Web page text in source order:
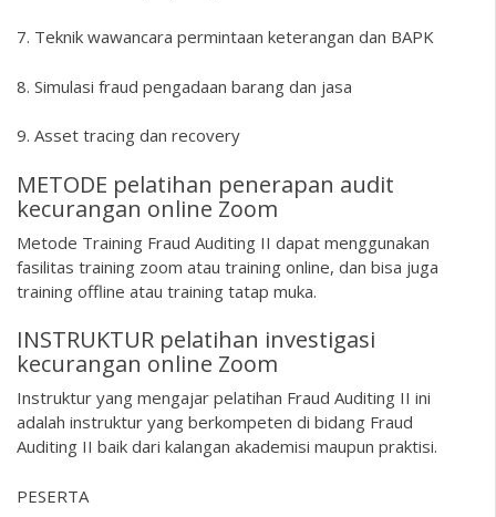
7. Teknik wawancara permintaan keterangan dan BAPK
8. Simulasi fraud pengadaan barang dan jasa
9. Asset tracing dan recovery
METODE pelatihan penerapan audit
kecurangan online Zoom
Metode Training Fraud Auditing II dapat menggunakan
fasilitas training zoom atau training online, dan bisa juga
training offline atau training tatap muka.
INSTRUKTUR pelatihan investigasi
kecurangan online Zoom
Instruktur yang mengajar pelatihan Fraud Auditing II ini
adalah instruktur yang berkompeten di bidang Fraud
Auditing II baik dari kalangan akademisi maupun praktisi.
PESERTA